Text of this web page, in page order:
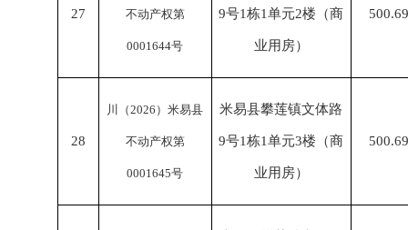
27 不动产权第
0001644号
9号1栋1单元2楼（商
业用房）
500.69
28
川（2026）米易县
不动产权第
0001645号
米易县攀莲镇文体路
9号1栋1单元3楼（商
业用房）
500.69